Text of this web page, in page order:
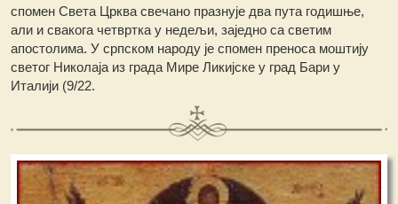
спомен Света Црква свечано празнује два пута годишње,
али и свакога четвртка у недељи, заједно са светим
апостолима. У српском народу је спомен преноса моштију
светог Николаја из града Мире Ликијске у град Бари у
Италији (9/22.